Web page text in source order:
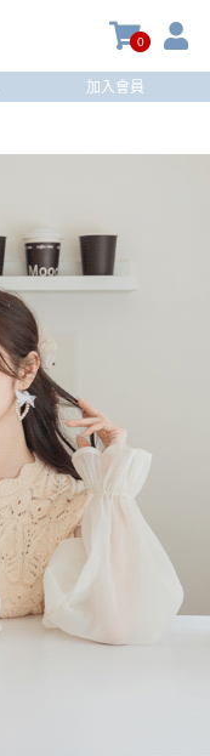
0
加入會員